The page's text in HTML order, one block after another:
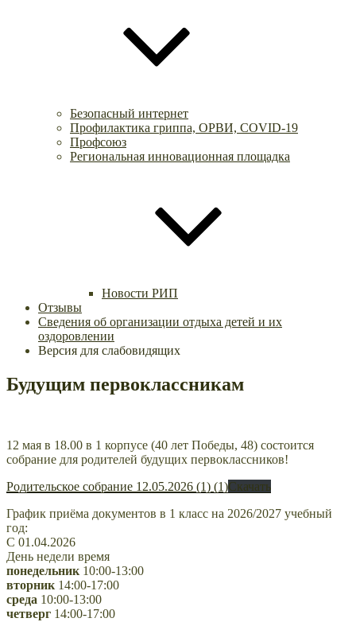
Безопасный интернет
Профилактика гриппа, ОРВИ, COVID-19
Профсоюз
Региональная инновационная площадка
Новости РИП
Отзывы
Сведения об организации отдыха детей и их
оздоровлении
Версия для слабовидящих
Будущим первоклассникам
12 мая в 18.00 в 1 корпусе (40 лет Победы, 48) состоится
собрание для родителей будущих первоклассников!
Родительское собрание 12.05.2026 (1) (1)Скачать
График приёма документов в 1 класс на 2026/2027 учебный
год:
С 01.04.2026
День недели время
понедельник 10:00-13:00
вторник 14:00-17:00
среда 10:00-13:00
четверг 14:00-17:00